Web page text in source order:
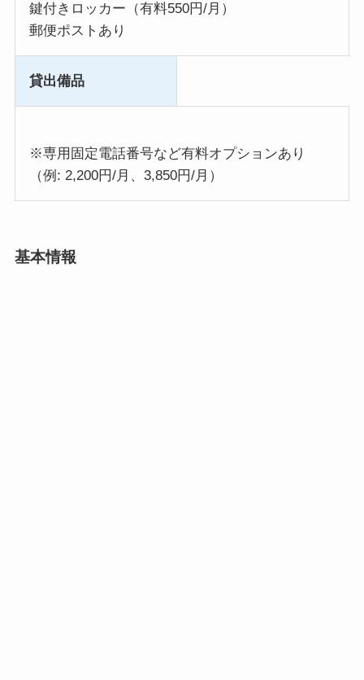
鍵付きロッカー（有料550円/月）
郵便ポストあり
貸出備品
※専用固定電話番号など有料オプションあり
（例: 2,200円/月、3,850円/月）
基本情報